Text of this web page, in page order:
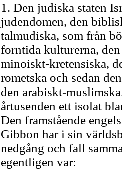
1. Den judiska staten
judendomen, den
talmudiska, som från
forntida kulturerna,
minoiskt-kretensiska,
rometska och sedan
den arabiskt-
årtusenden ett isolat
Den framstående
Gibbon har i sin
nedgång och fall
egentligen var: